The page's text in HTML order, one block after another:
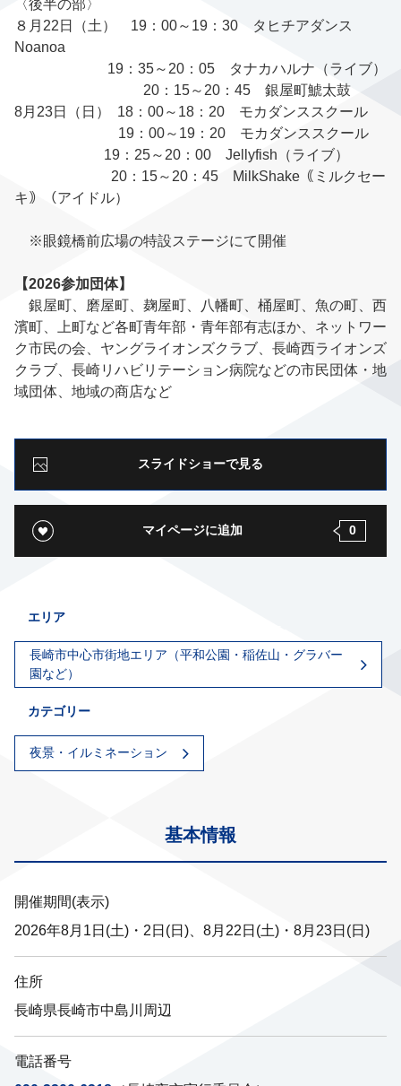
〈後半の部〉
８月22日（土） 19：00～19：30 タヒチアダンス
Noanoa
19：35～20：05 タナカハルナ（ライブ）
20：15～20：45 銀屋町鯱太鼓
8月23日（日） 18：00～18：20 モカダンススクール
19：00～19：20 モカダンススクール
19：25～20：00 Jellyfish（ライブ）
20：15～20：45 MilkShake｟ミルクセー
キ｠（アイドル）
※眼鏡橋前広場の特設ステージにて開催
【2026参加団体】
銀屋町、磨屋町、麹屋町、八幡町、桶屋町、魚の町、西
濱町、上町など各町青年部・青年部有志ほか、ネットワー
ク市民の会、ヤングライオンズクラブ、長崎西ライオンズ
クラブ、長崎リハビリテーション病院などの市民団体・地
域団体、地域の商店など
スライドショーで見る
マイページに追加 0
エリア
長崎市中心市街地エリア（平和公園・稲佐山・グラバー
園など）
カテゴリー
夜景・イルミネーション
基本情報
開催期間(表示)
2026年8月1日(土)・2日(日)、8月22日(土)・8月23日(日)
住所
長崎県長崎市中島川周辺
電話番号